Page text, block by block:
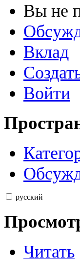
Вы не
Вклад
Войти
русский
Читать